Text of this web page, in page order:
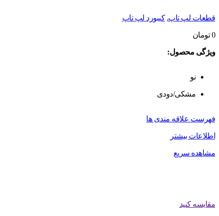
قطعات لپ تاپ,کیبورد لپ تاپ
0 تومان
ویژگی محصول:
نو
مشکی/دودی
فهرست علاقه مندی ها
اطلاعات بیشتر
مشاهده سریع
مقایسه کنید